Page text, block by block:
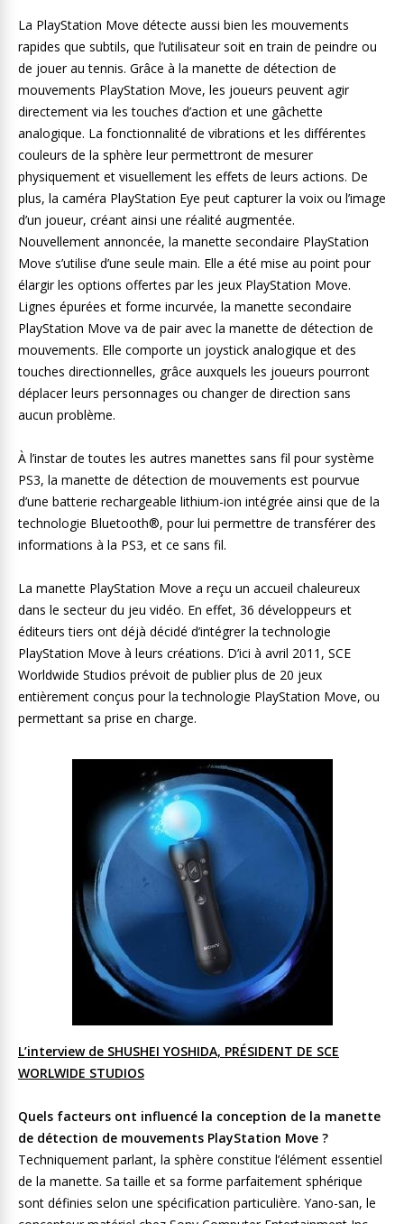
La PlayStation Move détecte aussi bien les mouvements
rapides que subtils, que l’utilisateur soit en train de peindre ou
de jouer au tennis. Grâce à la manette de détection de
mouvements PlayStation Move, les joueurs peuvent agir
directement via les touches d’action et une gâchette
analogique. La fonctionnalité de vibrations et les différentes
couleurs de la sphère leur permettront de mesurer
physiquement et visuellement les effets de leurs actions. De
plus, la caméra PlayStation Eye peut capturer la voix ou l’image
d’un joueur, créant ainsi une réalité augmentée.
Nouvellement annoncée, la manette secondaire PlayStation
Move s’utilise d’une seule main. Elle a été mise au point pour
élargir les options offertes par les jeux PlayStation Move.
Lignes épurées et forme incurvée, la manette secondaire
PlayStation Move va de pair avec la manette de détection de
mouvements. Elle comporte un joystick analogique et des
touches directionnelles, grâce auxquels les joueurs pourront
déplacer leurs personnages ou changer de direction sans
aucun problème.
À l’instar de toutes les autres manettes sans fil pour système
PS3, la manette de détection de mouvements est pourvue
d’une batterie rechargeable lithium-ion intégrée ainsi que de la
technologie Bluetooth®, pour lui permettre de transférer des
informations à la PS3, et ce sans fil.
La manette PlayStation Move a reçu un accueil chaleureux
dans le secteur du jeu vidéo. En effet, 36 développeurs et
éditeurs tiers ont déjà décidé d’intégrer la technologie
PlayStation Move à leurs créations. D’ici à avril 2011, SCE
Worldwide Studios prévoit de publier plus de 20 jeux
entièrement conçus pour la technologie PlayStation Move, ou
permettant sa prise en charge.
L’interview de SHUSHEI YOSHIDA, PRÉSIDENT DE SCE
WORLWIDE STUDIOS
Quels facteurs ont influencé la conception de la manette
de détection de mouvements PlayStation Move ?
Techniquement parlant, la sphère constitue l’élément essentiel
de la manette. Sa taille et sa forme parfaitement sphérique
sont définies selon une spécification particulière. Yano-san, le